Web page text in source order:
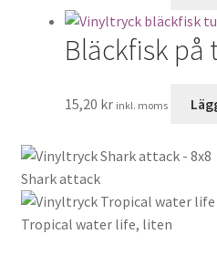
Bläckfisk på
15,20 kr inkl. moms
Shark attack
Tropical water life, liten